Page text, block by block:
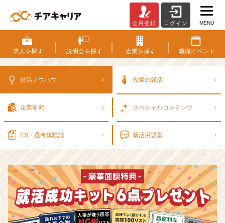
考
対
策・
ウ
ベ
ン
チ
ャ
ー・
成
会員登録 ログイン MENU
求人を探す 説明会を探す 企業を探す 就職イベント
就活ノウハウ 先輩の就活
企業研究 スペシャルコンテンツ
ES・選考体験談 就活用語集